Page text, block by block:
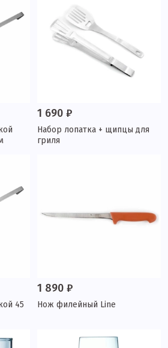
1 690 ₽
Набор лопатка + щипцы для
гриля
45
1 890 ₽
Нож филейный Line